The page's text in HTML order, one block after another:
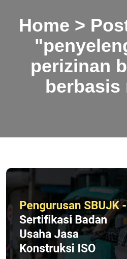
Home >
perizinan